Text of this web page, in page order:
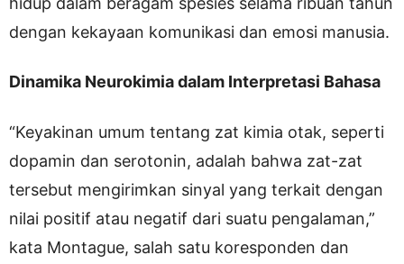
dengan kekayaan komunikasi dan emosi manusia.
Dinamika Neurokimia dalam Interpretasi Bahasa
“Keyakinan umum tentang zat kimia otak, seperti
dopamin dan serotonin, adalah bahwa zat-zat
tersebut mengirimkan sinyal yang terkait dengan
nilai positif atau negatif dari suatu pengalaman,”
kata Montague, salah satu koresponden dan